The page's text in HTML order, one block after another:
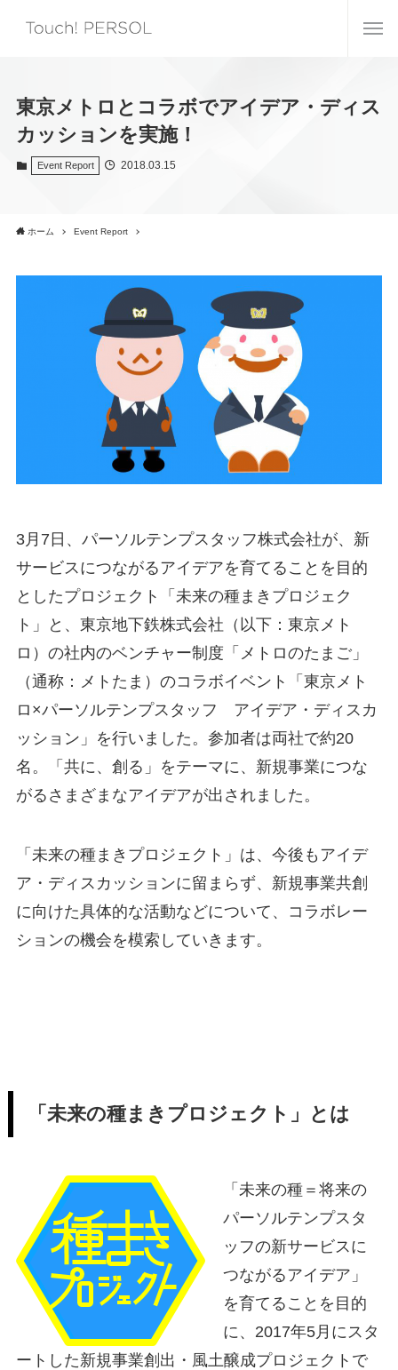
東京メトロとコラボでアイデア・ディス
カッションを実施！
Event Report 2018.03.15
ホーム Event Report
3月7日、パーソルテンプスタッフ株式会社が、新
サービスにつながるアイデアを育てることを目的
としたプロジェクト「未来の種まきプロジェク
ト」と、東京地下鉄株式会社（以下：東京メト
ロ）の社内のベンチャー制度「メトロのたまご」
（通称：メトたま）のコラボイベント「東京メト
ロ×パーソルテンプスタッフ アイデア・ディスカ
ッション」を行いました。参加者は両社で約20
名。「共に、創る」をテーマに、新規事業につな
がるさまざまなアイデアが出されました。
「未来の種まきプロジェクト」は、今後もアイデ
ア・ディスカッションに留まらず、新規事業共創
に向けた具体的な活動などについて、コラボレー
ションの機会を模索していきます。
「未来の種まきプロジェクト」とは
「未来の種＝将来の
パーソルテンプスタ
ッフの新サービスに
つながるアイデア」
を育てることを目的
に、2017年5月にスタ
ートした新規事業創出・風土醸成プロジェクトで